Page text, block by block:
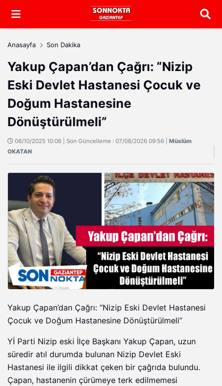
Arama
Anasayfa Son Dakika
Yakup Çapan’dan Çağrı: “Nizip
Eski Devlet Hastanesi Çocuk ve
Doğum Hastanesine
Dönüştürülmeli”
06/10/2025 10:06 | Son Güncelleme : 07/08/2026 09:56 | Müslüm
OKATAN
Yakup Çapan’dan Çağrı: “Nizip Eski Devlet Hastanesi
Çocuk ve Doğum Hastanesine Dönüştürülmeli”
Yİ Parti Nizip eski İlçe Başkanı Yakup Çapan, uzun
süredir atıl durumda bulunan Nizip Devlet Eski
Hastanesi ile ilgili dikkat çeken bir çağrıda bulundu.
Çapan, hastanenin çürümeye terk edilmemesi